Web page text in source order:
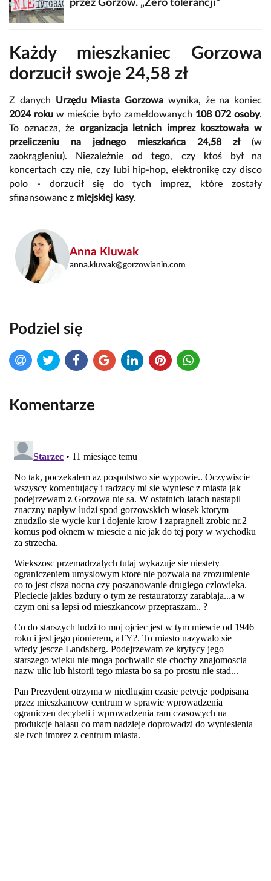
przez Gorzów. „Zero tolerancji”
Każdy mieszkaniec Gorzowa
dorzucił swoje 24,58 zł
Z danych Urzędu Miasta Gorzowa wynika, że na koniec
2024 roku w mieście było zameldowanych 108 072 osoby.
To oznacza, że organizacja letnich imprez kosztowała w
przeliczeniu na jednego mieszkańca 24,58 zł(w
zaokrągleniu). Niezależnie od tego, czy ktoś był na
koncertach czy nie, czy lubi hip-hop, elektronikę czy disco
polo - dorzucił się do tych imprez, które zostały
sfinansowane z miejskiej kasy.
Anna Kluwak
anna.kluwak@gorzowianin.com
Podziel się
Komentarze